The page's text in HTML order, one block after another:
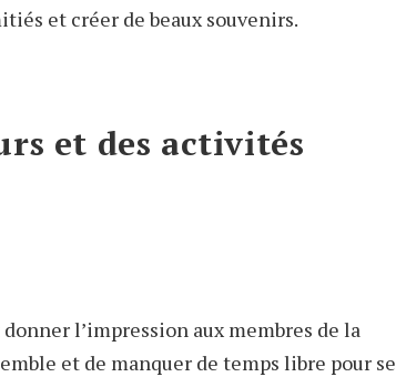
et créer de beaux souvenirs.
et des activités
l’impression aux membres de la
et de manquer de temps libre pour se